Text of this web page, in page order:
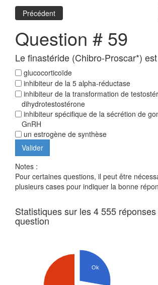
Précédent
Question # 59
Le finastéride (Chibro-Proscar*)
glucocorticoïde
inhibiteur de la 5 alpha-réductase
inhibiteur de la transformation de
dihydrotestostérone
inhibiteur spécifique de la sécrétion de
GnRH
un estrogène de synthèse
Notes :
Pour certaines questions, il peut être
plusieurs cases pour indiquer la bonne
Statistiques sur les 4 555
question
Ok